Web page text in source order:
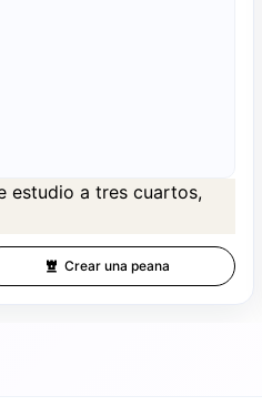
tras el registro por 1 crédito.
Crear una peana